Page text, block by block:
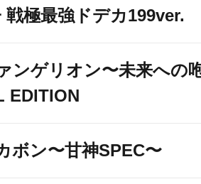
極最強ドデカ199ver.
ンゲリオン〜未来への
EDITION
ボン〜甘神SPEC〜